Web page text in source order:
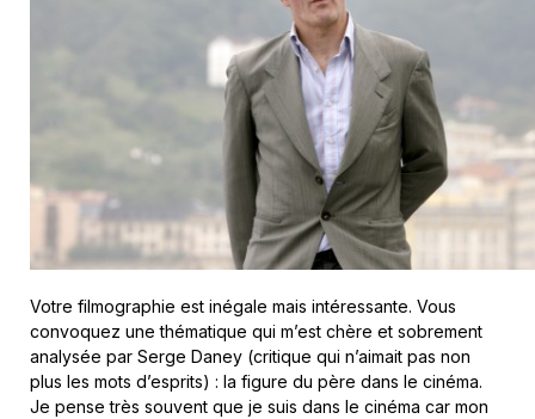
Votre filmographie est inégale mais intéressante. Vous
convoquez une thématique qui m’est chère et sobrement
analysée par Serge Daney (critique qui n’aimait pas non
plus les mots d’esprits) : la figure du père dans le cinéma.
Je pense très souvent que je suis dans le cinéma car mon